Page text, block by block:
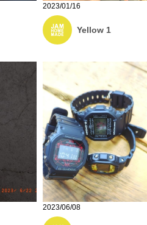
2023/01/16
Yellow 1
2023/06/08